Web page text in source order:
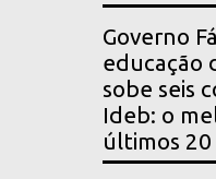
Governo
educação
sobe seis
Ideb: o
últimos 20